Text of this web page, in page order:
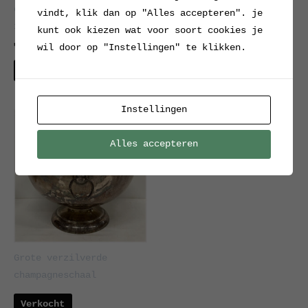
champagnekoeler van WMF,
1930s
€ 179.00
koffiepot, MCM Berg,
Denemarken
€90.00
Verkocht
vindt, klik dan op "Alles accepteren". je
kunt ook kiezen wat voor soort cookies je
wil door op "Instellingen" te klikken.
Instellingen
Alles accepteren